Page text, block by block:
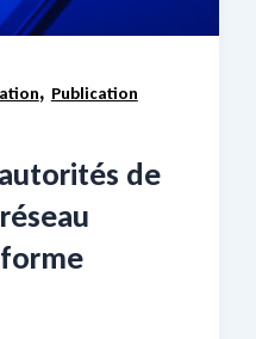
, Publication
de